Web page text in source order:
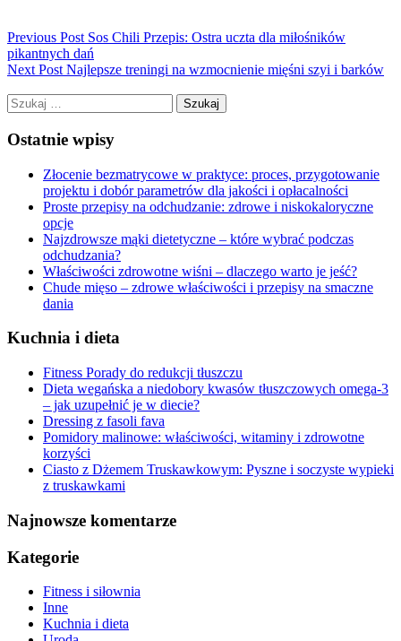
Previous Post Sos Chili Przepis: Ostra uczta dla miłośników
pikantnych dań
Next Post Najlepsze treningi na wzmocnienie mięśni szyi i barków
Szukaj:
Ostatnie wpisy
Złocenie bezmatrycowe w praktyce: proces, przygotowanie
projektu i dobór parametrów dla jakości i opłacalności
Proste przepisy na odchudzanie: zdrowe i niskokaloryczne
opcje
Najzdrowsze mąki dietetyczne – które wybrać podczas
odchudzania?
Właściwości zdrowotne wiśni – dlaczego warto je jeść?
Chude mięso – zdrowe właściwości i przepisy na smaczne
dania
Kuchnia i dieta
Fitness Porady do redukcji tłuszczu
Dieta wegańska a niedobory kwasów tłuszczowych omega-3
– jak uzupełnić je w diecie?
Dressing z fasoli fava
Pomidory malinowe: właściwości, witaminy i zdrowotne
korzyści
Ciasto z Dżemem Truskawkowym: Pyszne i soczyste wypieki
z truskawkami
Najnowsze komentarze
Kategorie
Fitness i siłownia
Inne
Kuchnia i dieta